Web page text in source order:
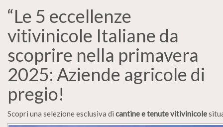
“Le 5 eccellenze
vitivinicole Italiane da
scoprire nella primavera
2025: Aziende agricole di
pregio!
Scopri una selezione esclusiva di cantine e tenute vitivinicole